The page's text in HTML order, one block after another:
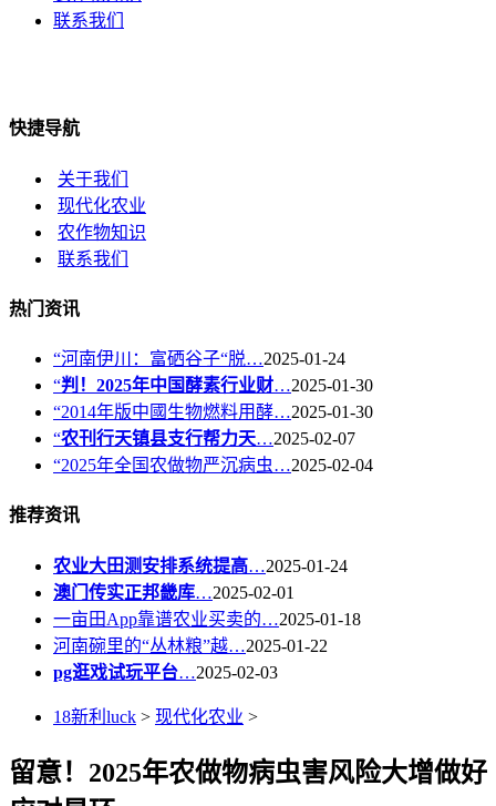
联系我们
快捷导航
关于我们
现代化农业
农作物知识
联系我们
热门资讯
“河南伊川：富硒谷子“脱…2025-01-24
“判！2025年中国酵素行业财…2025-01-30
“2014年版中國生物燃料用酵…2025-01-30
“农刊行天镇县支行帮力天…2025-02-07
“2025年全国农做物严沉病虫…2025-02-04
推荐资讯
农业大田测安排系统提高…2025-01-24
澳门传实正邦畿库…2025-02-01
一亩田App靠谱农业买卖的…2025-01-18
河南碗里的“丛林粮”越…2025-01-22
pg逛戏试玩平台…2025-02-03
18新利luck > 现代化农业 >
留意！2025年农做物病虫害风险大增做好